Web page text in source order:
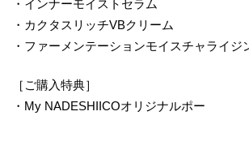
・インナーモイストセラム
・カクタスリッチVBクリーム
・ファーメンテーションモイスチャライジ
［ご購入特典］
・My NADESHIICOオリジナルポー